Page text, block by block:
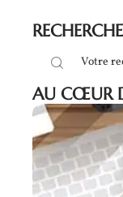
RECHERCHE
AU CŒUR